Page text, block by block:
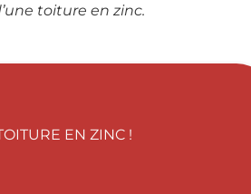
toiture en zinc.
EN ZINC !